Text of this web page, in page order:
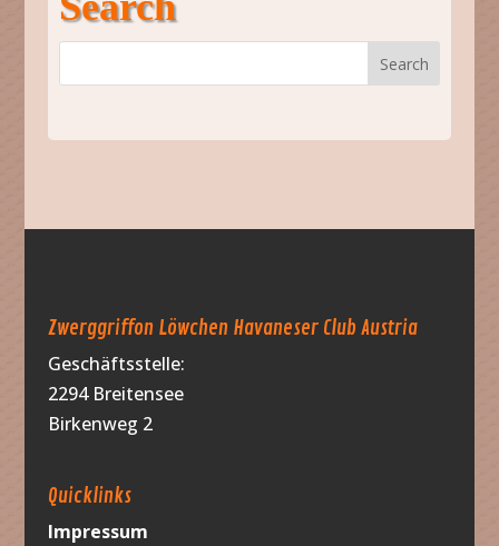
Zwerggriffon Löwchen Havaneser Club Austria
Geschäftsstelle:
2294 Breitensee
Birkenweg 2
Quicklinks
Impressum